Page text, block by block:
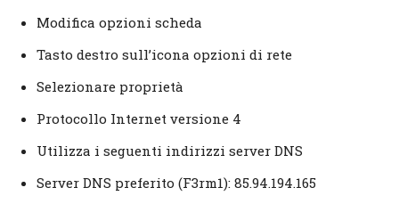
Modifica opzioni scheda
Tasto destro sull’icona opzioni di rete
Selezionare proprietà
Protocollo Internet versione 4
Utilizza i seguenti indirizzi server DNS
Server DNS preferito (F3rm1): 85.94.194.165